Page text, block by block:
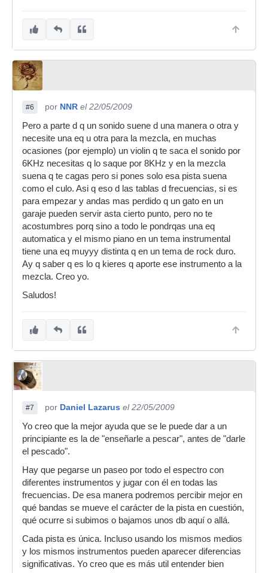
#6 por NNR el 22/05/2009
Pero a parte d q un sonido suene d una manera o otra y
necesite una eq u otra para la mezcla, en muchas
ocasiones (por ejemplo) un violin q te saca el sonido por
6KHz necesitas q lo saque por 8KHz y en la mezcla
suena q te cagas pero si pones solo esa pista suena
como el culo. Asi q eso d las tablas d frecuencias, si es
para empezar y andas mas perdido q un gato en un
garaje pueden servir asta cierto punto, pero no te
acostumbres porq sino a todo le pondrqas una eq
automatica y el mismo piano en un tema instrumental
tiene una eq muyyy distinta q en un tema de rock duro.
Ay q saber q es lo q kieres q aporte ese instrumento a la
mezcla. Creo yo.
Saludos!
#7 por Daniel Lazarus el 22/05/2009
Yo creo que la mejor ayuda que se le puede dar a un
principiante es la de "enseñarle a pescar", antes de "darle
el pescado".
Hay que pegarse un paseo por todo el espectro con
diferentes instrumentos y jugar con él en todas las
frecuencias. De esa manera podremos percibir mejor en
qué bandas se mueve el carácter de la pista en cuestión,
qué ocurre si subimos o bajamos unos db aquí o allá.
Cada pista es única. Incluso usando los mismos medios
y los mismos instrumentos pueden aparecer diferencias
significativas. Yo creo que es más util entender bien